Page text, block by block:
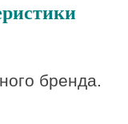
бренда.